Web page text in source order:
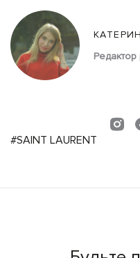
#SAINT LAURENT